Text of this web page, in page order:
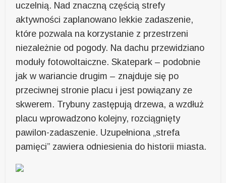
uczelnią. Nad znaczną częścią strefy
aktywności zaplanowano lekkie zadaszenie,
które pozwala na korzystanie z przestrzeni
niezależnie od pogody. Na dachu przewidziano
moduły fotowoltaiczne. Skatepark – podobnie
jak w wariancie drugim – znajduje się po
przeciwnej stronie placu i jest powiązany ze
skwerem. Trybuny zastępują drzewa, a wzdłuż
placu wprowadzono kolejny, rozciągnięty
pawilon-zadaszenie. Uzupełniona „strefa
pamięci” zawiera odniesienia do historii miasta.